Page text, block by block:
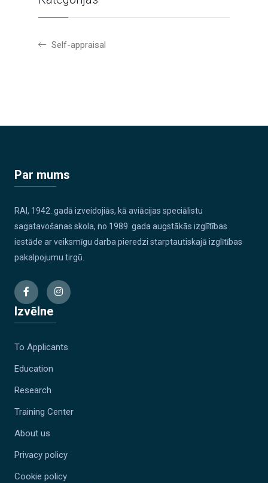
Self-appraisal
Par mums
RAI, 1942. gadā izveidojiās, kā aviācijas speciālistu
sagatavošanas skola, no 1989. gada augstākās izglītības
iestāde ar veiksmīgu darba pieredzi starptautiskajā izglītības
pakalpojumu tirgū.
Izvēlne
To Applicants
Education
Research
Training Center
About us
Privacy policy
Cookie policy